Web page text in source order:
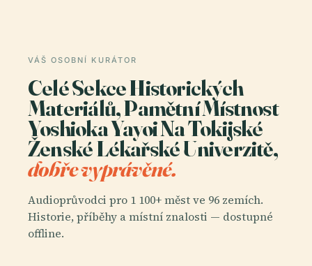
VÁŠ OSOBNÍ KURÁTOR
Celé Sekce Historických
Materiálů, Pamětní Místnost
Yoshioka Yayoi Na Tokijské
Ženské Lékařské Univerzitě,
dobře vyprávěné.
Audioprůvodci pro 1 100+ měst ve 96 zemích.
Historie, příběhy a místní znalosti — dostupné
offline.